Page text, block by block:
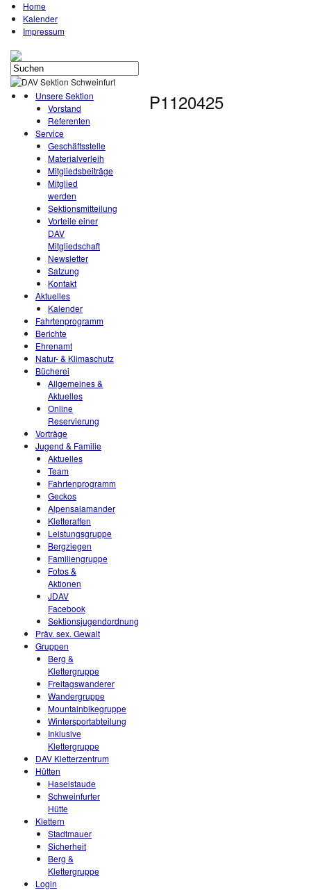
Home
Kalender
Impressum
Unsere Sektion
Vorstand
Referenten
Service
Geschäftsstelle
Materialverleih
Mitgliedsbeiträge
Mitglied
werden
Sektionsmitteilung
Vorteile einer
DAV
Mitgliedschaft
Newsletter
Satzung
Kontakt
Aktuelles
Kalender
Fahrtenprogramm
Berichte
Ehrenamt
Natur- & Klimaschutz
Bücherei
Allgemeines &
Aktuelles
Online
Reservierung
Vorträge
Jugend & Familie
Aktuelles
Team
Fahrtenprogramm
Geckos
Alpensalamander
Kletteraffen
Leistungsgruppe
Bergziegen
Familiengruppe
Fotos &
Aktionen
JDAV
Facebook
Sektionsjugendordnung
Präv. sex. Gewalt
Gruppen
Berg &
Klettergruppe
Freitagswanderer
Wandergruppe
Mountainbikegruppe
Wintersportabteilung
Inklusive
Klettergruppe
DAV Kletterzentrum
Hütten
Haselstaude
Schweinfurter
Hütte
Klettern
Stadtmauer
Sicherheit
Berg &
Klettergruppe
Login
P1120425